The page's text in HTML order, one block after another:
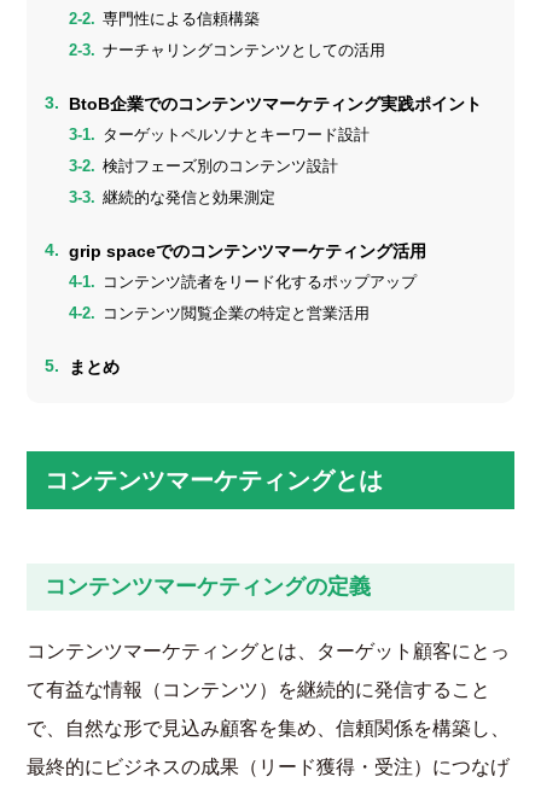
専門性による信頼構築
ナーチャリングコンテンツとしての活用
BtoB企業でのコンテンツマーケティング実践ポイント
ターゲットペルソナとキーワード設計
検討フェーズ別のコンテンツ設計
継続的な発信と効果測定
grip spaceでのコンテンツマーケティング活用
コンテンツ読者をリード化するポップアップ
コンテンツ閲覧企業の特定と営業活用
まとめ
コンテンツマーケティングとは
コンテンツマーケティングの定義
コンテンツマーケティングとは、ターゲット顧客にとっ
て有益な情報（コンテンツ）を継続的に発信すること
で、自然な形で見込み顧客を集め、信頼関係を構築し、
最終的にビジネスの成果（リード獲得・受注）につなげ